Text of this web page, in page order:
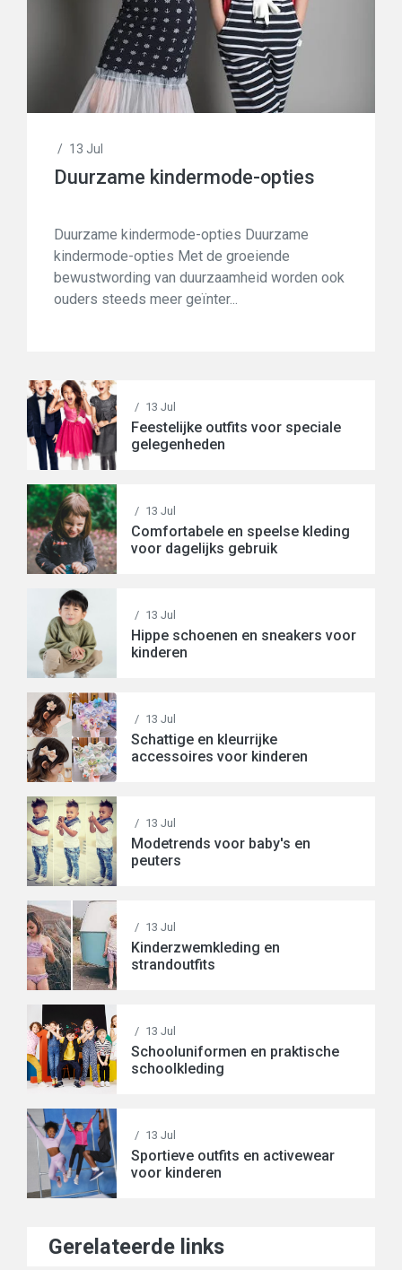
/ 13 Jul
Duurzame kindermode-opties
Duurzame kindermode-opties Duurzame
kindermode-opties Met de groeiende
bewustwording van duurzaamheid worden ook
ouders steeds meer geïnter...
/ 13 Jul
Feestelijke outfits voor speciale
gelegenheden
/ 13 Jul
Comfortabele en speelse kleding
voor dagelijks gebruik
/ 13 Jul
Hippe schoenen en sneakers voor
kinderen
/ 13 Jul
Schattige en kleurrijke
accessoires voor kinderen
/ 13 Jul
Modetrends voor baby's en
peuters
/ 13 Jul
Kinderzwemkleding en
strandoutfits
/ 13 Jul
Schooluniformen en praktische
schoolkleding
/ 13 Jul
Sportieve outfits en activewear
voor kinderen
Gerelateerde links